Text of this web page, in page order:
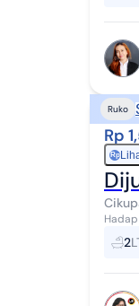
Ruko
Rp
Rp
Hadap
2